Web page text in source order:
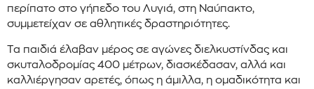
περίπατο στο γήπεδο του Λυγιά, στη Ναύπακτο,
συμμετείχαν σε αθλητικές δραστηριότητες.
Τα παιδιά έλαβαν μέρος σε αγώνες διελκυστίνδας και
σκυταλοδρομίας 400 μέτρων, διασκέδασαν, αλλά και
καλλιέργησαν αρετές, όπως η άμιλλα, η ομαδικότητα και